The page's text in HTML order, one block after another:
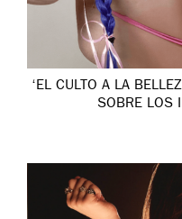
‘EL CULTO A LA
SOBRE LOS